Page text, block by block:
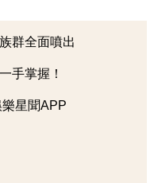
群全面噴出
手掌握！
星聞APP